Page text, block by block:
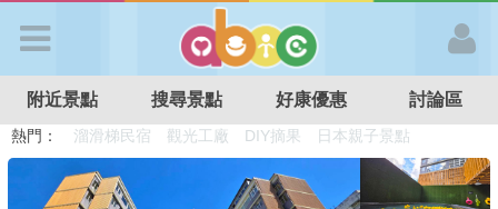
APP登入
首 頁
附近景點 搜尋景點 好康優惠 討論區
熱門： 溜滑梯民宿 觀光工廠 DIY摘果
日本親子景點
特色遊戲場
親子住房優惠 台北親子餐廳 溫泉泡湯SPA